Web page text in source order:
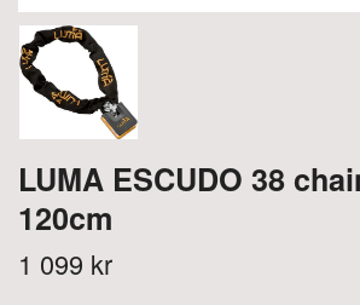
LUMA ESCUDO 38
120cm
1 099 kr